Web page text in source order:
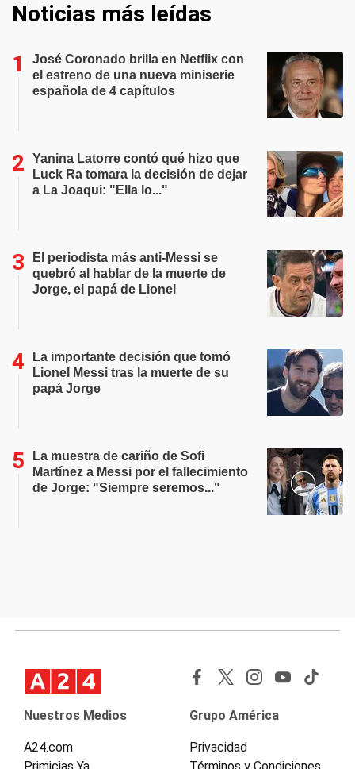
Noticias más leídas
José Coronado brilla en Netflix con
el estreno de una nueva miniserie
española de 4 capítulos
Yanina Latorre contó qué hizo que
Luck Ra tomara la decisión de dejar
a La Joaqui: "Ella lo..."
El periodista más anti-Messi se
quebró al hablar de la muerte de
Jorge, el papá de Lionel
La importante decisión que tomó
Lionel Messi tras la muerte de su
papá Jorge
La muestra de cariño de Sofi
Martínez a Messi por el fallecimiento
de Jorge: "Siempre seremos..."
Nuestros Medios
A24.com
Grupo América
Privacidad